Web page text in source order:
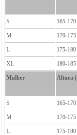
S 165-170
M 170-175
L 175-180
XL 180-185
Mulher Altura
S 165-170
M 170-175
L 175-180